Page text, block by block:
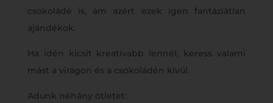
csokoládé is, ám azért ezek igen fantáziátlan
ajándékok.
Ha idén kicsit kreatívabb lennél, keress valami
mást a virágon és a csokoládén kívül.
Adunk néhány ötletet: